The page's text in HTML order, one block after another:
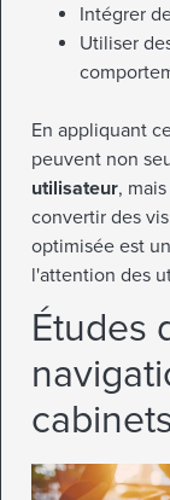
Intégrer
Utiliser
En appliquant
peuvent non
utilisateur,
convertir des
optimisée est
l'attention des
Études